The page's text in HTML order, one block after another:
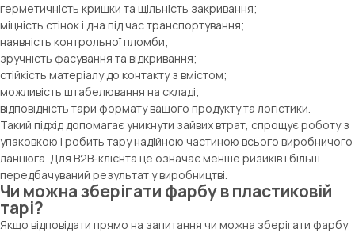
герметичність кришки та щільність закривання;
міцність стінок і дна під час транспортування;
наявність контрольної пломби;
зручність фасування та відкривання;
стійкість матеріалу до контакту з вмістом;
можливість штабелювання на складі;
відповідність тари формату вашого продукту та логістики.
Такий підхід допомагає уникнути зайвих втрат, спрощує роботу з
упаковкою і робить тару надійною частиною всього виробничого
ланцюга. Для B2B-клієнта це означає менше ризиків і більш
передбачуваний результат у виробництві.
Чи можна зберігати фарбу в пластиковій
тарі?
Якщо відповідати прямо на запитання чи можна зберігати фарбу